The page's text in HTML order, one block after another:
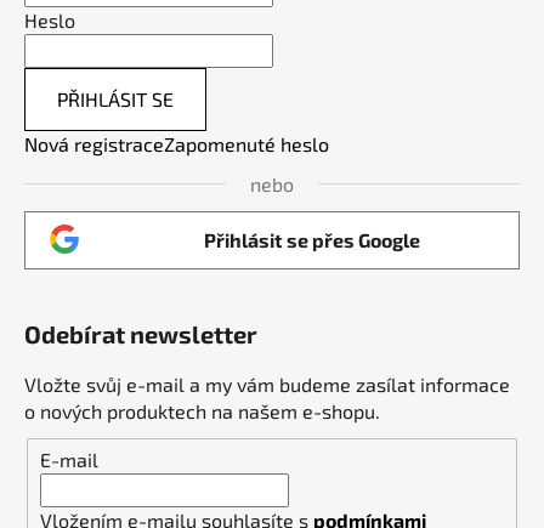
Heslo
PŘIHLÁSIT SE
Nová registraceZapomenuté heslo
nebo
Přihlásit se přes Google
Odebírat newsletter
Vložte svůj e-mail a my vám budeme zasílat informace
o nových produktech na našem e-shopu.
E-mail
Vložením e-mailu souhlasíte s podmínkami